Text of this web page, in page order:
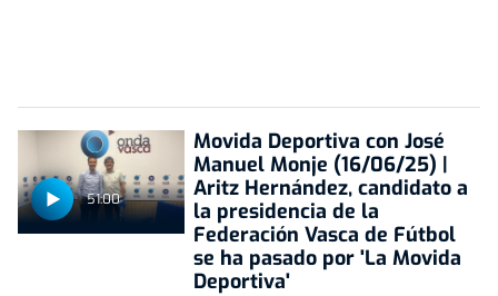
51:00
Movida Deportiva con José
Manuel Monje (16/06/25) |
Aritz Hernández, candidato a
la presidencia de la
Federación Vasca de Fútbol
se ha pasado por 'La Movida
Deportiva'